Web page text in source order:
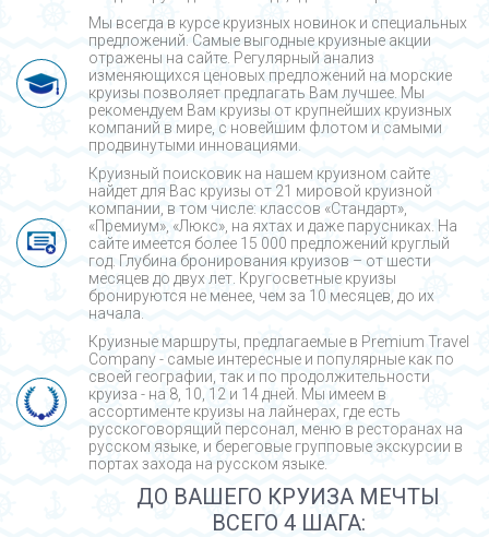
Мы всегда в курсе круизных новинок и специальных
предложений. Самые выгодные круизные акции
отражены на сайте. Регулярный анализ
изменяющихся ценовых предложений на морские
круизы позволяет предлагать Вам лучшее. Мы
рекомендуем Вам круизы от крупнейших круизных
компаний в мире, с новейшим флотом и самыми
продвинутыми инновациями.
Круизный поисковик на нашем круизном сайте
найдет для Вас круизы от 21 мировой круизной
компании, в том числе: классов «Стандарт»,
«Премиум», «Люкс», на яхтах и даже парусниках. На
сайте имеется более 15 000 предложений круглый
год. Глубина бронирования круизов – от шести
месяцев до двух лет. Кругосветные круизы
бронируются не менее, чем за 10 месяцев, до их
начала.
Круизные маршруты, предлагаемые в Premium Travel
Company - cамые интересные и популярные как по
своей географии, так и по продолжительности
круиза - на 8, 10, 12 и 14 дней. Мы имеем в
ассортименте круизы на лайнерах, где есть
русскоговорящий персонал, меню в ресторанах на
русском языке, и береговые групповые экскурсии в
портах захода на русском языке.
ДО ВАШЕГО КРУИЗА МЕЧТЫ
ВСЕГО 4 ШАГА: